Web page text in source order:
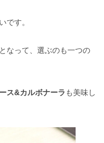
です。
なって、選ぶのも一つの
ス&カルボナーラ も美味し